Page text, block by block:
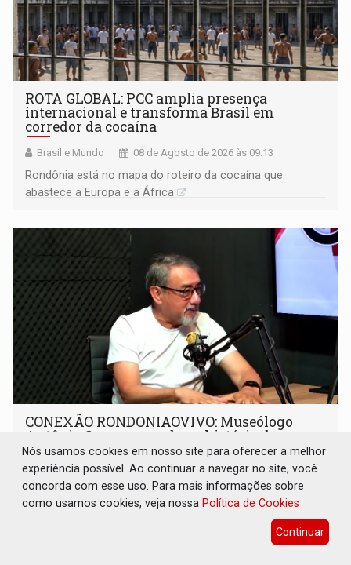
ROTA GLOBAL: PCC amplia presença
internacional e transforma Brasil em
corredor da cocaína
Brasil e Mundo 08 de Agosto de 2026 às 09:13
Rondônia está no mapa do roteiro da cocaína que
abastece a Europa e a África
CONEXÃO RONDONIAOVIVO: Museólogo
Antônio Ocampo conduz a história de uma
ferrovia desgovernada
Cultura 08 de Agosto de 2026 às 09:05
Novo livro faz registro documental da Estrada de Ferro
Nós usamos cookies em nosso site para oferecer a melhor
experiência possível. Ao continuar a navegar no site, você
concorda com esse uso. Para mais informações sobre
como usamos cookies, veja nossa Política de Cookies
Continuar